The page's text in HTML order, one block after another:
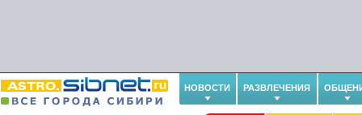
НОВОСТИ РАЗВЛЕЧЕНИЯ